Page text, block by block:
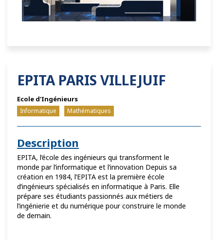
EPITA PARIS VILLEJUIF
Ecole d'Ingénieurs
Informatique Mathématiques
Description
EPITA, l’école des ingénieurs qui transforment le
monde par l’informatique et l’innovation Depuis sa
création en 1984, l’EPITA est la première école
d’ingénieurs spécialisés en informatique à Paris. Elle
prépare ses étudiants passionnés aux métiers de
l’ingénierie et du numérique pour construire le monde
de demain.